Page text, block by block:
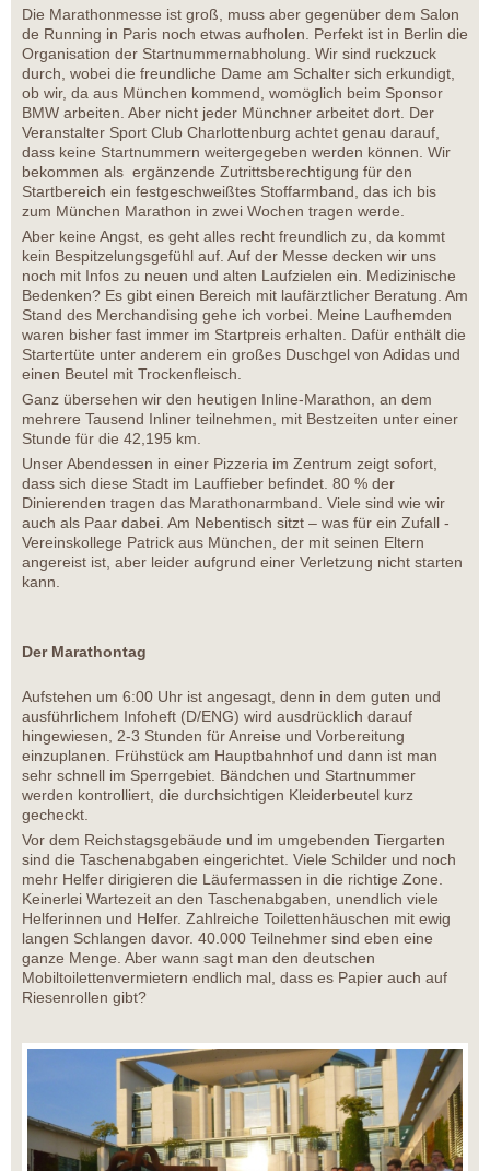
Die Marathonmesse ist groß, muss aber gegenüber dem Salon
de Running in Paris noch etwas aufholen. Perfekt ist in Berlin die
Organisation der Startnummernabholung. Wir sind ruckzuck
durch, wobei die freundliche Dame am Schalter sich erkundigt,
ob wir, da aus München kommend, womöglich beim Sponsor
BMW arbeiten. Aber nicht jeder Münchner arbeitet dort. Der
Veranstalter Sport Club Charlottenburg achtet genau darauf,
dass keine Startnummern weitergegeben werden können. Wir
bekommen als ergänzende Zutrittsberechtigung für den
Startbereich ein festgeschweißtes Stoffarmband, das ich bis
zum München Marathon in zwei Wochen tragen werde.
Aber keine Angst, es geht alles recht freundlich zu, da kommt
kein Bespitzelungsgefühl auf. Auf der Messe decken wir uns
noch mit Infos zu neuen und alten Laufzielen ein. Medizinische
Bedenken? Es gibt einen Bereich mit laufärztlicher Beratung. Am
Stand des Merchandising gehe ich vorbei. Meine Laufhemden
waren bisher fast immer im Startpreis erhalten. Dafür enthält die
Startertüte unter anderem ein großes Duschgel von Adidas und
einen Beutel mit Trockenfleisch.
Ganz übersehen wir den heutigen Inline-Marathon, an dem
mehrere Tausend Inliner teilnehmen, mit Bestzeiten unter einer
Stunde für die 42,195 km.
Unser Abendessen in einer Pizzeria im Zentrum zeigt sofort,
dass sich diese Stadt im Lauffieber befindet. 80 % der
Dinierenden tragen das Marathonarmband. Viele sind wie wir
auch als Paar dabei. Am Nebentisch sitzt – was für ein Zufall -
Vereinskollege Patrick aus München, der mit seinen Eltern
angereist ist, aber leider aufgrund einer Verletzung nicht starten
kann.
Der Marathontag
Aufstehen um 6:00 Uhr ist angesagt, denn in dem guten und
ausführlichem Infoheft (D/ENG) wird ausdrücklich darauf
hingewiesen, 2-3 Stunden für Anreise und Vorbereitung
einzuplanen. Frühstück am Hauptbahnhof und dann ist man
sehr schnell im Sperrgebiet. Bändchen und Startnummer
werden kontrolliert, die durchsichtigen Kleiderbeutel kurz
gecheckt.
Vor dem Reichstagsgebäude und im umgebenden Tiergarten
sind die Taschenabgaben eingerichtet. Viele Schilder und noch
mehr Helfer dirigieren die Läufermassen in die richtige Zone.
Keinerlei Wartezeit an den Taschenabgaben, unendlich viele
Helferinnen und Helfer. Zahlreiche Toilettenhäuschen mit ewig
langen Schlangen davor. 40.000 Teilnehmer sind eben eine
ganze Menge. Aber wann sagt man den deutschen
Mobiltoilettenvermietern endlich mal, dass es Papier auch auf
Riesenrollen gibt?